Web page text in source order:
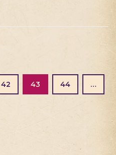
固
定
42 43
固
定
44 …